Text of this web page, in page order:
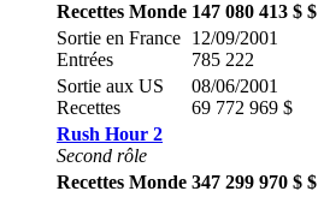
Recettes Monde 147 080 413 $ $
Sortie en France
Entrées
12/09/2001
785 222
Sortie aux US
Recettes
08/06/2001
69 772 969 $
Rush Hour 2
Second rôle
Recettes Monde 347 299 970 $ $